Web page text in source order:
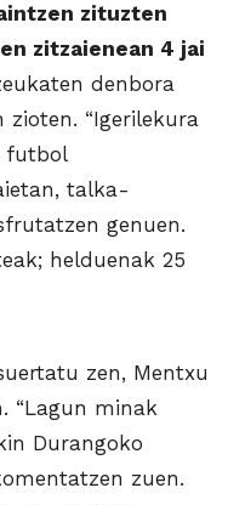
zituzten
zitzaienean 4 jai
denbora
zioten. “Igerilekura
futbol
talka-
genuen.
helduenak 25
zen, Mentxu
“Lagun minak
Durangoko
zuen.